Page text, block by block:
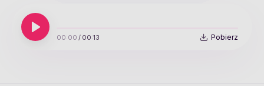
00:00 / 00:13 Pobierz